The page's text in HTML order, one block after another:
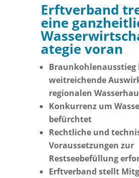
Erftverband
eine
ategie voran
Braunkohlenausstieg
weitreichende
regionalen
Konkurrenz um
befürchtet
Rechtliche und
Voraussetzungen zur
Restseebefüllung
Erftverband stellt